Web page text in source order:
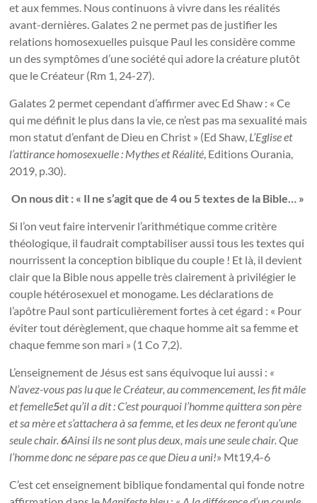
et aux femmes. Nous continuons à vivre dans les réalités
avant-dernières. Galates 2 ne permet pas de justifier les
relations homosexuelles puisque Paul les considère comme
un des symptômes d’une société qui adore la créature plutôt
que le Créateur (Rm 1, 24-27).
Galates 2 permet cependant d’affirmer avec Ed Shaw : « Ce
qui me définit le plus dans la vie, ce n’est pas ma sexualité mais
mon statut d’enfant de Dieu en Christ » (Ed Shaw, L’Eglise et
l’attirance homosexuelle : Mythes et Réalité, Editions Ourania,
2019, p.30).
On nous dit : « Il ne s’agit que de 4 ou 5 textes de la Bible… »
Si l’on veut faire intervenir l’arithmétique comme critère
théologique, il faudrait comptabiliser aussi tous les textes qui
nourrissent la conception biblique du couple ! Et là, il devient
clair que la Bible nous appelle très clairement à privilégier le
couple hétérosexuel et monogame. Les déclarations de
l’apôtre Paul sont particulièrement fortes à cet égard : « Pour
éviter tout dérèglement, que chaque homme ait sa femme et
chaque femme son mari » (1 Co 7,2).
L’enseignement de Jésus est sans équivoque lui aussi : «
N’avez-vous pas lu que le Créateur, au commencement, les fit mâle
et femelle5et qu’il a dit : C’est pourquoi l’homme quittera son père
et sa mère et s’attachera à sa femme, et les deux ne feront qu’une
seule chair.6Ainsi ils ne sont plus deux, mais une seule chair. Que
l’homme donc ne sépare pas ce que Dieu a uni!» Mt19,4-6
C’est cet enseignement biblique fondamental qui fonde notre